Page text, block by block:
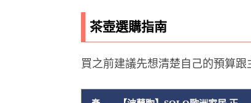
茶壺選購指南
買之前建議先想清楚自己的預算